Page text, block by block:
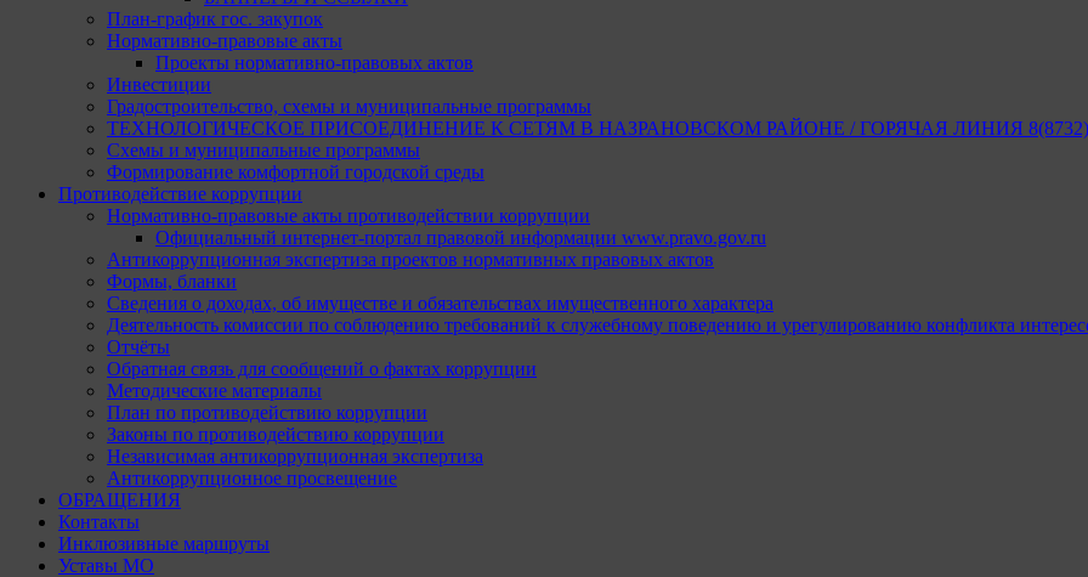
План-график гос. закупок
Нормативно-правовые акты
Проекты нормативно-правовых актов
Инвестиции
Градостроительство, схемы и муниципальные программы
ТЕХНОЛОГИЧЕСКОЕ ПРИСОЕДИНЕНИЕ К СЕТЯМ В НАЗРАНОВСКОМ РАЙОНЕ / ГОРЯЧАЯ ЛИНИЯ 8(8732)
Схемы и муниципальные программы
Формирование комфортной городской среды
Противодействие коррупции
Нормативно-правовые акты противодействии коррупции
Официальный интернет-портал правовой информации www.pravo.gov.ru
Антикоррупционная экспертиза проектов нормативных правовых актов
Формы, бланки
Сведения о доходах, об имуществе и обязательствах имущественного характера
Деятельность комиссии по соблюдению требований к служебному поведению и урегулированию конфликта
Отчёты
Обратная связь для сообщений о фактах коррупции
Методические материалы
План по противодействию коррупции
Законы по противодействию коррупции
Независимая антикоррупционная экспертиза
Антикоррупционное просвещение
ОБРАЩЕНИЯ
Контакты
Инклюзивные маршруты
Уставы МО